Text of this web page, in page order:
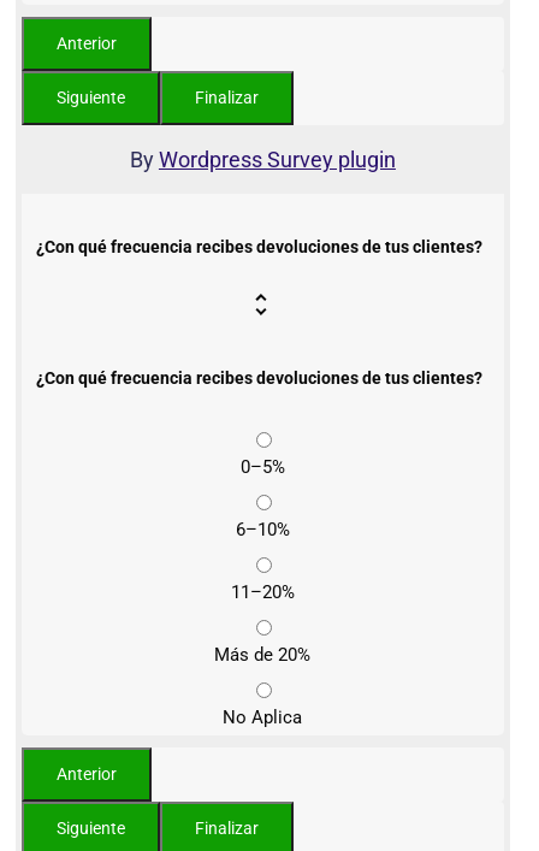
ByWordpress Survey plugin
¿Con qué frecuencia recibes devoluciones de tus clientes?
¿Con qué frecuencia recibes devoluciones de tus clientes?
0–5%
6–10%
11–20%
Más de 20%
No Aplica